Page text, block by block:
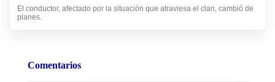
El conductor, afectado por la situación que atraviesa el clan, cambió de
planes.
Comentarios